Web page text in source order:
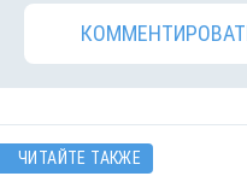
ЧИТАЙТЕ ТАКЖЕ